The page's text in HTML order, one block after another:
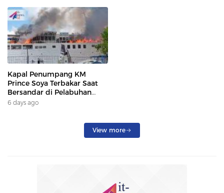
Kapal Penumpang KM
Prince Soya Terbakar Saat
Bersandar di Pelabuhan
Samarinda, Keberangkatan
6 days ago
View more